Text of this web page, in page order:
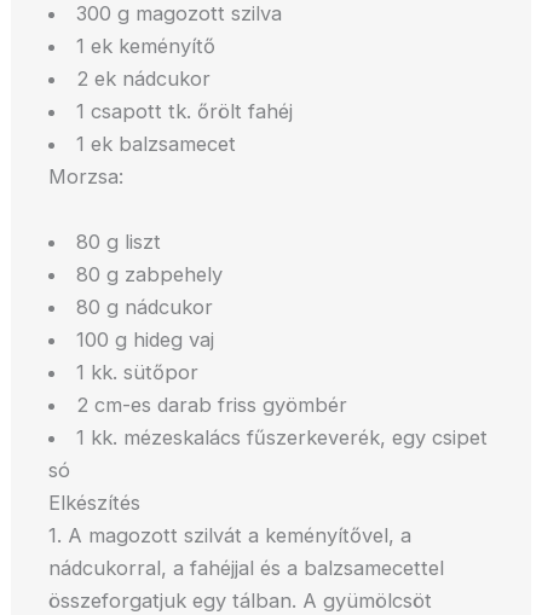
300 g magozott szilva
1 ek keményítő
2 ek nádcukor
1 csapott tk. őrölt fahéj
1 ek balzsamecet
Morzsa:
80 g liszt
80 g zabpehely
80 g nádcukor
100 g hideg vaj
1 kk. sütőpor
2 cm-es darab friss gyömbér
1 kk. mézeskalács fűszerkeverék, egy csipet
só
Elkészítés
1. A magozott szilvát a keményítővel, a
nádcukorral, a fahéjjal és a balzsamecettel
összeforgatjuk egy tálban. A gyümölcsöt